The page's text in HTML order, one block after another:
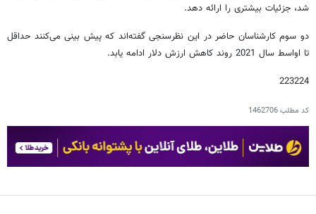
شد، جزئیات بیشتری را ارائه دهد.
دو سوم کارشناسان حاضر در این نظرسنجی گفته‌اند که پیش بینی می‌کنند حداقل
تا اواسط سال 2021 روند کاهش ارزش دلار ادامه یابد.
223224
کد مطلب1462706